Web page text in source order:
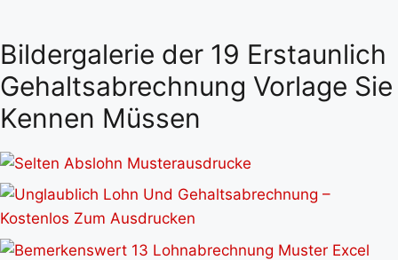
Bildergalerie der 19 Erstaunlich
Gehaltsabrechnung Vorlage Sie
Kennen Müssen